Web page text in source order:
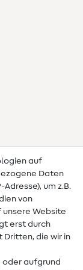
auf
Daten
um z.B.
von
Website
erst durch
Dritten, die wir in
oder aufgrund